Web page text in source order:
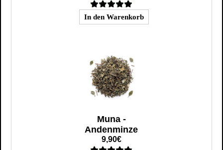
Muna -
Andenminze
9,90€